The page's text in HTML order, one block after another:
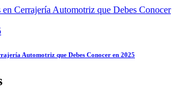
Automotriz que Debes Conocer en 2025